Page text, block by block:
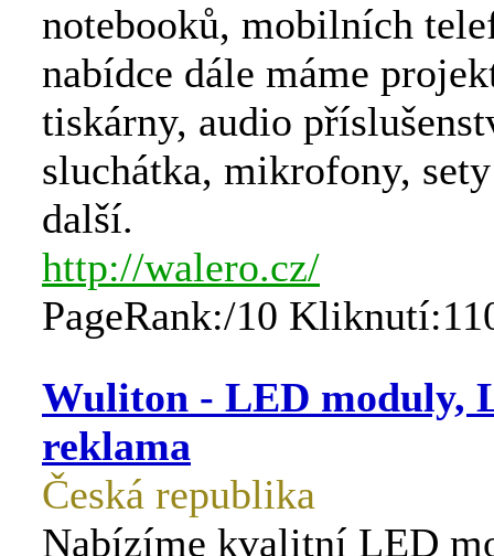
notebooků, mobilních
nabídce dále máme
tiskárny, audio
sluchátka, mikrofony,
další.
http://walero.cz/
PageRank:/10
Wuliton - LED moduly,
reklama
Česká republika
Nabízíme kvalitní LED